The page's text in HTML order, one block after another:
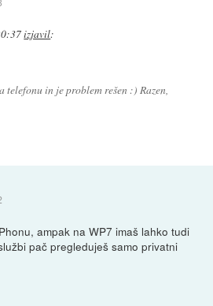
izjavil:
telefonu in je problem rešen :) Razen,
ampak na WP7 imaš lahko tudi
pač pregleduješ samo privatni